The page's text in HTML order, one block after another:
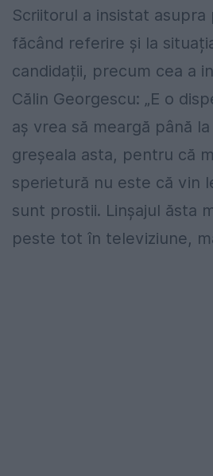
Scriitorul a insistat asupra
făcând referire și la
candidații, precum cea a
Călin Georgescu: „E o
aș vrea să meargă până
greșeala asta, pentru că
sperietură nu este că vin
sunt prostii. Linșajul ăsta
peste tot în televiziune,